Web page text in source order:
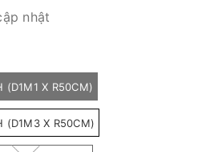
nhật
(D1M1 X R50CM)
(D1M3 X R50CM)